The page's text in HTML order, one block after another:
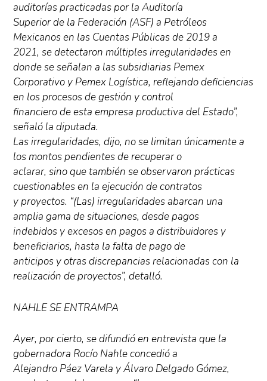
auditorías practicadas por la Auditoría
Superior de la Federación (ASF) a Petróleos
Mexicanos en las Cuentas Públicas de 2019 a
2021, se detectaron múltiples irregularidades en
donde se señalan a las subsidiarias Pemex
Corporativo y Pemex Logística, reflejando deficiencias
en los procesos de gestión y control
financiero de esta empresa productiva del Estado”,
señaló la diputada.
Las irregularidades, dijo, no se limitan únicamente a
los montos pendientes de recuperar o
aclarar, sino que también se observaron prácticas
cuestionables en la ejecución de contratos
y proyectos. “(Las) irregularidades abarcan una
amplia gama de situaciones, desde pagos
indebidos y excesos en pagos a distribuidores y
beneficiarios, hasta la falta de pago de
anticipos y otras discrepancias relacionadas con la
realización de proyectos”, detalló.
NAHLE SE ENTRAMPA
Ayer, por cierto, se difundió en entrevista que la
gobernadora Rocío Nahle concedió a
Alejandro Páez Varela y Álvaro Delgado Gómez,